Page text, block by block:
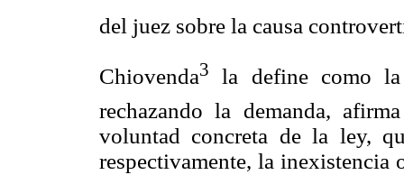
del juez sobre la causa
Chiovenda3
la define como
rechazando la demanda,
voluntad concreta de la ley,
respectivamente, la